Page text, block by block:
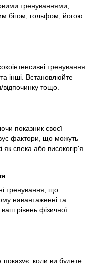
тренуваннями,
бігом, гольфом, йогою
тренування
інші. Встановлюйте
відпочинку тощо.
показник своєї
фактори, що можуть
спека або високогір'я.
тренування, що
навантаженні та
рівень фізичної
показує, коли ви будете